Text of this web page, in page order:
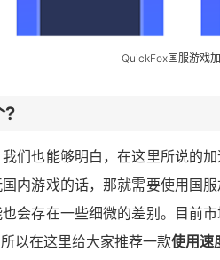
QuickFox国服游戏
?
们也能够明白，在这里所说的
内游戏的话，那就需要使用国
会存在一些细微的差别。目前
以在这里给大家推荐一款使用速